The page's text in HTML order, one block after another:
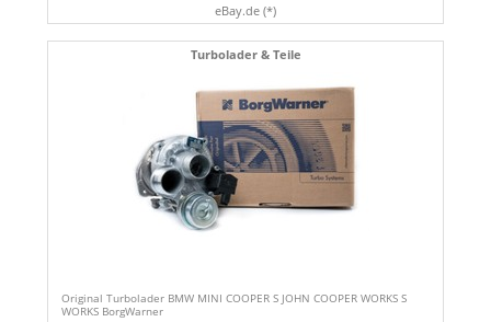
eBay.de (*)
Turbolader & Teile
Original Turbolader BMW MINI COOPER S JOHN COOPER WORKS S
WORKS BorgWarner